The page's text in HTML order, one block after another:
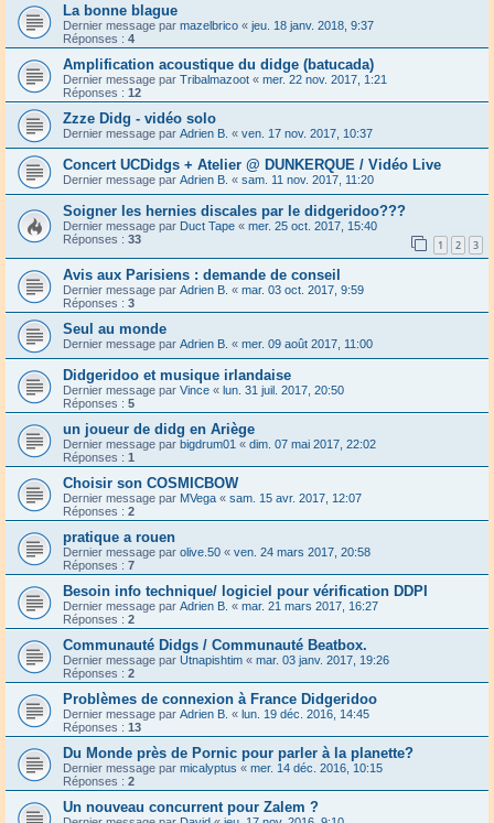
La bonne blague
Dernier message par mazelbrico « jeu. 18 janv. 2018, 9:37
Réponses : 4
Amplification acoustique du didge (batucada)
Dernier message par Tribalmazoot « mer. 22 nov. 2017, 1:21
Réponses : 12
Zzze Didg - vidéo solo
Dernier message par Adrien B. « ven. 17 nov. 2017, 10:37
Concert UCDidgs + Atelier @ DUNKERQUE / Vidéo Live
Dernier message par Adrien B. « sam. 11 nov. 2017, 11:20
Soigner les hernies discales par le didgeridoo???
Dernier message par Duct Tape « mer. 25 oct. 2017, 15:40
Réponses : 33 1 2 3
Avis aux Parisiens : demande de conseil
Dernier message par Adrien B. « mar. 03 oct. 2017, 9:59
Réponses : 3
Seul au monde
Dernier message par Adrien B. « mer. 09 août 2017, 11:00
Didgeridoo et musique irlandaise
Dernier message par Vince « lun. 31 juil. 2017, 20:50
Réponses : 5
un joueur de didg en Ariège
Dernier message par bigdrum01 « dim. 07 mai 2017, 22:02
Réponses : 1
Choisir son COSMICBOW
Dernier message par MVega « sam. 15 avr. 2017, 12:07
Réponses : 2
pratique a rouen
Dernier message par olive.50 « ven. 24 mars 2017, 20:58
Réponses : 7
Besoin info technique/ logiciel pour vérification DDPI
Dernier message par Adrien B. « mar. 21 mars 2017, 16:27
Réponses : 2
Communauté Didgs / Communauté Beatbox.
Dernier message par Utnapishtim « mar. 03 janv. 2017, 19:26
Réponses : 2
Problèmes de connexion à France Didgeridoo
Dernier message par Adrien B. « lun. 19 déc. 2016, 14:45
Réponses : 13
Du Monde près de Pornic pour parler à la planette?
Dernier message par micalyptus « mer. 14 déc. 2016, 10:15
Réponses : 2
Un nouveau concurrent pour Zalem ?